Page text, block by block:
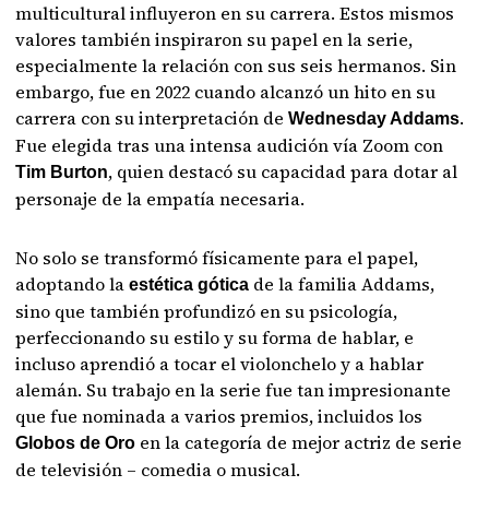
multicultural influyeron en su carrera. Estos mismos
valores también inspiraron su papel en la serie,
especialmente la relación con sus seis hermanos. Sin
embargo, fue en 2022 cuando alcanzó un hito en su
carrera con su interpretación deWednesday Addams.
Fue elegida tras una intensa audición vía Zoom con
Tim Burton, quien destacó su capacidad para dotar al
personaje de la empatía necesaria.
No solo se transformó físicamente para el papel,
adoptando laestética gótica de la familia Addams,
sino que también profundizó en su psicología,
perfeccionando su estilo y su forma de hablar, e
incluso aprendió a tocar el violonchelo y a hablar
alemán. Su trabajo en la serie fue tan impresionante
que fue nominada a varios premios, incluidos los
Globos de Oro en la categoría de mejor actriz de serie
de televisión – comedia o musical.